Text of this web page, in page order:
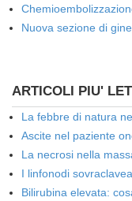
Nuova sezione di
ARTICOLI PIU'
La febbre di natura
Ascite nel paziente
La necrosi nella
I linfonodi
Bilirubina elevata: